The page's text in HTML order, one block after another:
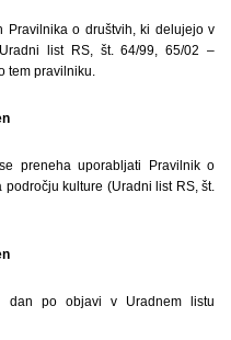
Pravilnika o društvih, ki delujejo v
list RS, št. 64/99, 65/02 –
tem pravilniku.
preneha uporabljati Pravilnik o
kulture (Uradni list RS, št.
dan po objavi v Uradnem listu